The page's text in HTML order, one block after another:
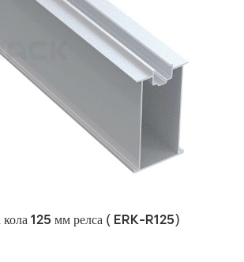
кола 125 мм релса ( ERK-R125)